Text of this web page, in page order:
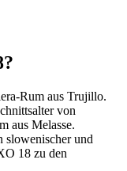
Rum aus Trujillo.
von
aus Melasse.
slowenischer und
18 zu den